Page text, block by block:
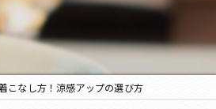
こなし方！涼感アップの選び方